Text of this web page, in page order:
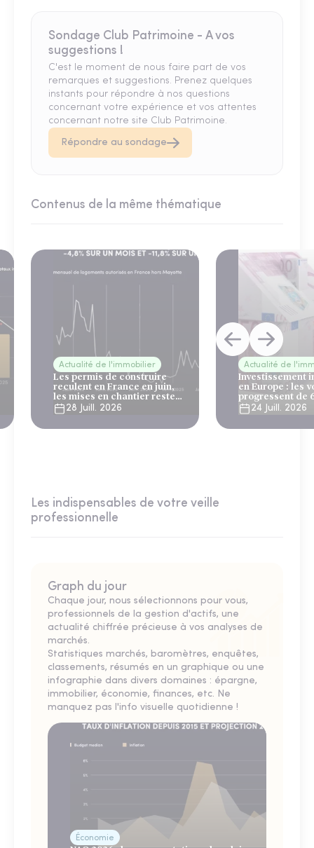
Sondage Club Patrimoine - A vos
suggestions !
C'est le moment de nous faire part de vos
remarques et suggestions. Prenez quelques
instants pour répondre à nos questions
concernant votre expérience et vos attentes
concernant notre site Club Patrimoine.
Répondre au sondage
Contenus de la même thématique
Actualité de l'immobilier
Les permis de construire
reculent en France en juin,
les mises en chantier restent
solides
28 Juill. 2026
Actualité de
Investissement
en Europe : les
progressent de
24 Juill. 2026
Les indispensables de votre veille
professionnelle
Graph du jour
Chaque jour, nous sélectionnons pour vous,
professionnels de la gestion d'actifs, une
actualité chiffrée précieuse à vos analyses de
marchés.
Statistiques marchés, baromètres, enquêtes,
classements, résumés en un graphique ou une
infographie dans divers domaines : épargne,
immobilier, économie, finances, etc. Ne
manquez pas l'info visuelle quotidienne !
Économie